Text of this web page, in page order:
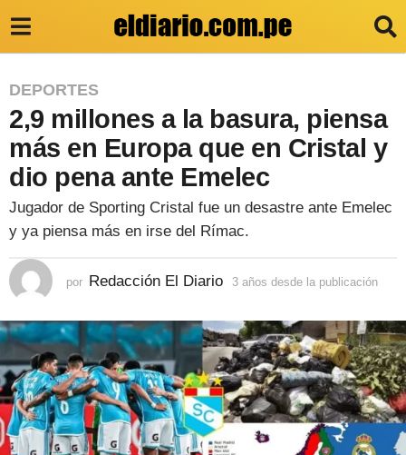
3
a
ñ
o
s
d
s
e
l
a
p
u
DEPORTES
2,9 millones a la basura, piensa
más en Europa que en Cristal y
dio pena ante Emelec
Jugador de Sporting Cristal fue un desastre ante Emelec
y ya piensa más en irse del Rímac.
por Redacción El Diario 3 años desde la publicación
o
s
d
e
s
d